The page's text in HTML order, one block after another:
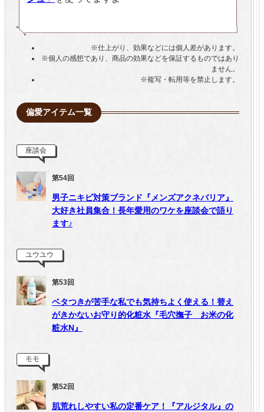
※仕上がり、効果などには個人差があります。
※個人の感想であり、商品の効果などを保証するものではあり
ません。
※複写・転用等を禁止します。
偏愛アイテム一覧
座談会
第54回
男子ニキビ対策ブランド『メンズアクネバリア』
大好き社員集合！長年愛用のワケを座談会で語り
ます♪
ユウユウ
第53回
ベタつきが苦手な私でも気持ちよく使える！替え
がきかないお守り的化粧水『毛穴撫子 お米の化
粧水N』
モモ
第52回
肌荒れしやすい私の定番ケア！『アルジタル』の